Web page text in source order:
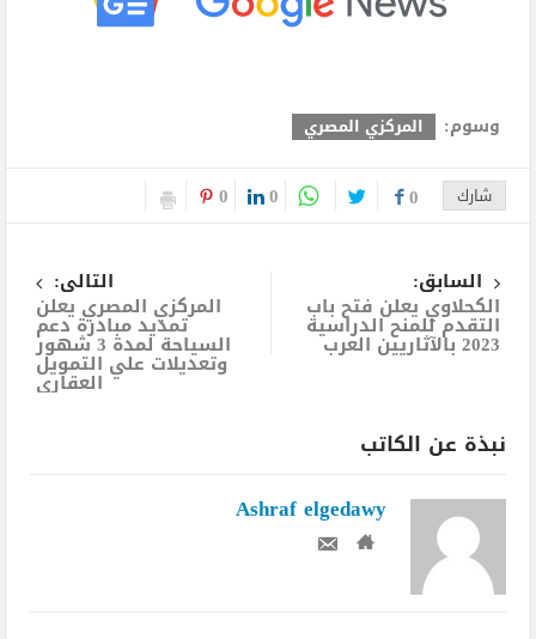
وسوم: المركزي المصري
شارك 0
0
0
السابق:
الكحلاوي يعلن فتح باب
التقدم للمنح الدراسية
2023 بالآثاريين العرب
التالى:
المركزي المصري يعلن
تمديد مبادرة دعم
السياحة لمدة 3 شهور
وتعديلات علي التمويل
العقاري
نبذة عن الكاتب
Ashraf elgedawy